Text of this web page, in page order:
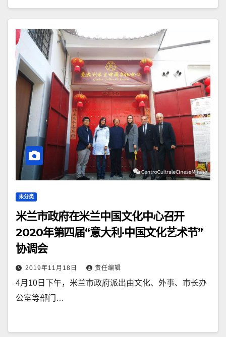
未分类
米兰市政府在米兰中国文化中心召开
2020年第四届“意大利·中国文化艺术节”
协调会
2019年11月18日 责任编辑
4月10日下午，米兰市政府派出由文化、外事、市长办
公室等部门…